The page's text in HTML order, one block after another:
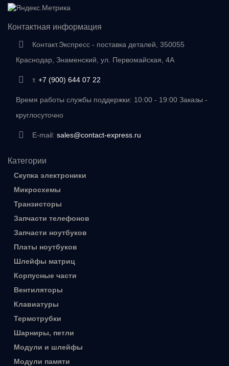
Контактная информация
Контакт.Экспресс - поставка деталей, 350055
Краснодар, Знаменский, ул. Первомайская, 4А
т. +7 (900) 644 07 22
Время работы службы поддержки: 10:00 - 19:00 Заказы -
круглосуточно
E-mail: sales@contact-express.ru
Категории
Скупка электроники
Микросхемы
Транзисторы
Запчасти телефонов
Запчасти ноутбуков
Платы ноутбуков
Шлейфы матриц
Корпусные части
Вентиляторы
Клавиатуры
Термотрубки
Шарниры, петли
Модули и шлейфы
Модули памяти